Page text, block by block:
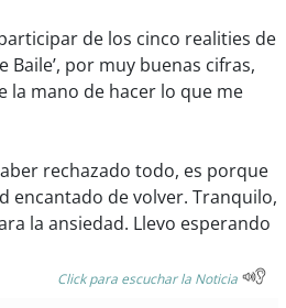
de los cinco realities de
Baile’, por muy buenas cifras,
la mano de hacer lo que me
rechazado todo, es porque
encantado de volver. Tranquilo,
la ansiedad. Llevo esperando
Click para escuchar la Noticia